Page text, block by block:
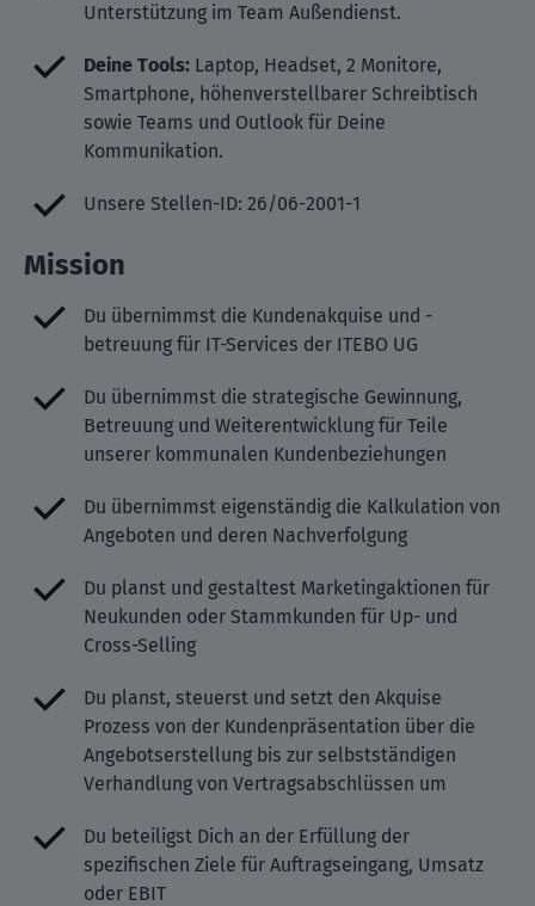
Unterstützung im Team Außendienst.
Deine Tools: Laptop, Headset, 2 Monitore,
Smartphone, höhenverstellbarer Schreibtisch
sowie Teams und Outlook für Deine
Kommunikation.
Unsere Stellen-ID: 26/06-2001-1
Mission
Du übernimmst die Kundenakquise und -
betreuung für IT-Services der ITEBO UG
Du übernimmst die strategische Gewinnung,
Betreuung und Weiterentwicklung für Teile
unserer kommunalen Kundenbeziehungen
Du übernimmst eigenständig die Kalkulation von
Angeboten und deren Nachverfolgung
Du planst und gestaltest Marketingaktionen für
Neukunden oder Stammkunden für Up- und
Cross-Selling
Du planst, steuerst und setzt den Akquise
Prozess von der Kundenpräsentation über die
Angebotserstellung bis zur selbstständigen
Verhandlung von Vertragsabschlüssen um
Du beteiligst Dich an der Erfüllung der
spezifischen Ziele für Auftragseingang, Umsatz
oder EBIT